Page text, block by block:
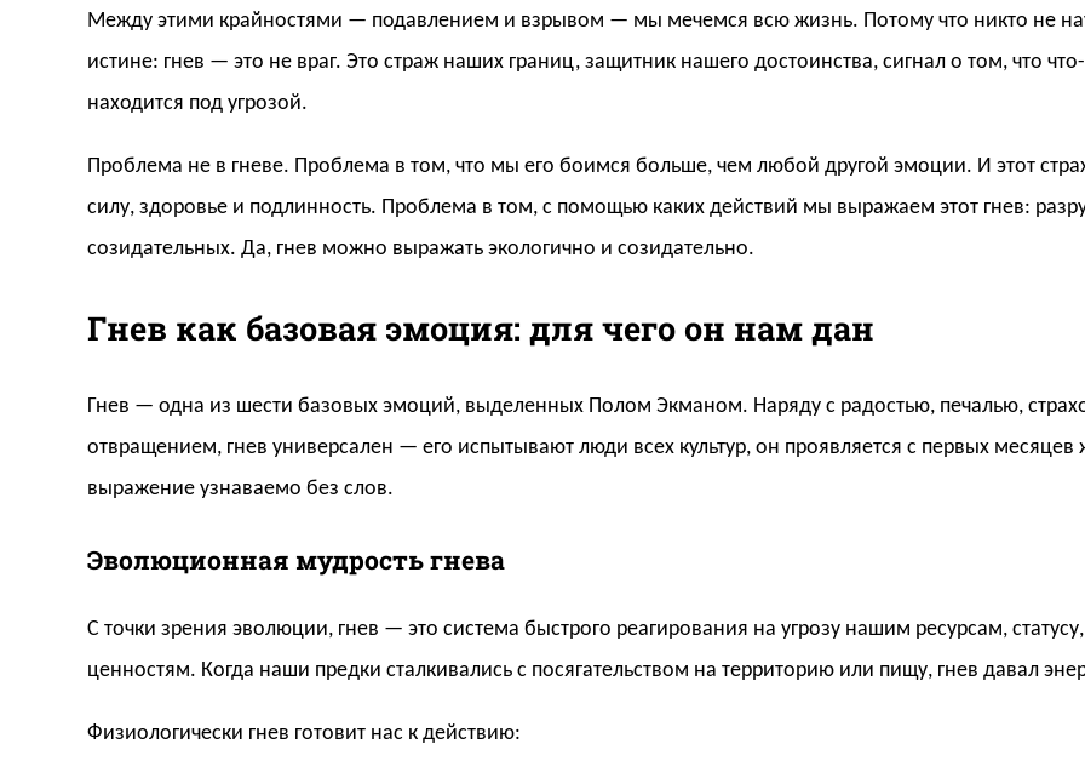
Между этими крайностями — подавлением и взрывом — мы мечемся всю жизнь. Потому что никто не
истине: гнев — это не враг. Это страж наших границ, защитник нашего достоинства, сигнал о том, что
находится под угрозой.
Проблема не в гневе. Проблема в том, что мы его боимся больше, чем любой другой эмоции. И этот
силу, здоровье и подлинность. Проблема в том, с помощью каких действий мы выражаем этот гнев:
созидательных. Да, гнев можно выражать экологично и созидательно.
Гнев как базовая эмоция: для чего он нам дан
Гнев — одна из шести базовых эмоций, выделенных Полом Экманом. Наряду с радостью, печалью,
отвращением, гнев универсален — его испытывают люди всех культур, он проявляется с первых месяцев
выражение узнаваемо без слов.
Эволюционная мудрость гнева
С точки зрения эволюции, гнев — это система быстрого реагирования на угрозу нашим ресурсам,
ценностям. Когда наши предки сталкивались с посягательством на территорию или пищу, гнев давал
Физиологически гнев готовит нас к действию: